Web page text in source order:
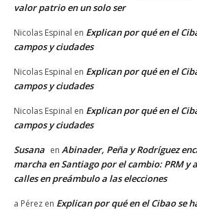
valor patrio en un solo ser
Nicolas Espinal en Explican por qué en el
campos y ciudades
Nicolas Espinal en Explican por qué en el
campos y ciudades
Nicolas Espinal en Explican por qué en el
campos y ciudades
Susana en Abinader, Peña y Rodríguez
marcha en Santiago por el cambio: PRM y
calles en preámbulo a las elecciones
a Pérez en Explican por qué en el Cibao se